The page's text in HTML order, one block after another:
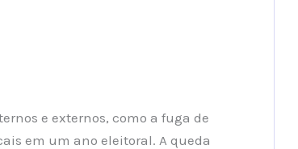
e externos, como a fuga de
em um ano eleitoral. A queda